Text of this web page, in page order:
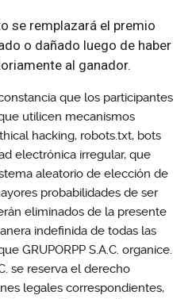
se remplazará el premio
o dañado luego de haber
al ganador.
que los participantes
utilicen mecanismos
hacking, robots.txt, bots
electrónica irregular, que
aleatorio de elección de
probabilidades de ser
eliminados de la presente
indefinida de todas las
GRUPORPP S.A.C. organice.
se reserva el derecho
legales correspondientes,